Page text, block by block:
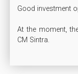
Good investment
At the moment,